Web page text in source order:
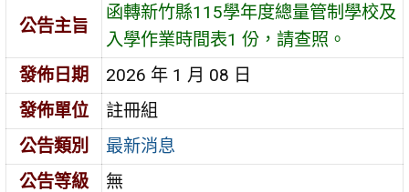
公告主旨
函轉新竹縣115學年度總量管制學校及
入學作業時間表1 份，請查照。
發佈日期
2026 年 1 月 08 日
發佈單位
註冊組
公告類別
最新消息
公告等級
無